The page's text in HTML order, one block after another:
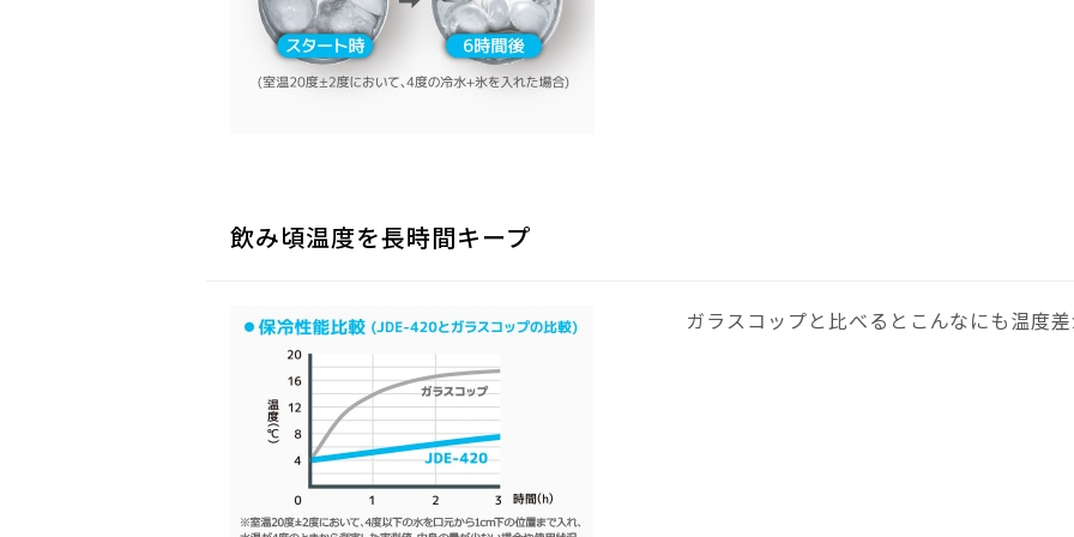
飲み頃温度を長時間キープ
ガラスコップと比べるとこんなにも温度